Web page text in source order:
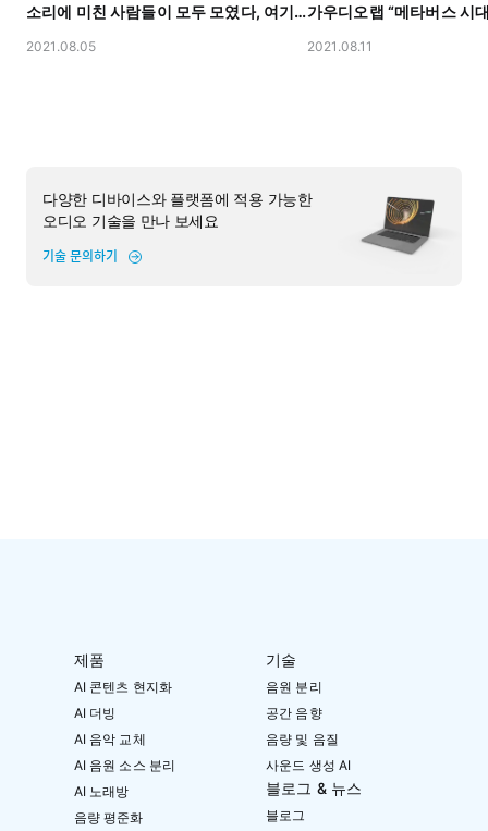
소리에 미친 사람들이 모두 모였다, 여기는 어디?
2021.08.05 2021.08.11
다양한 디바이스와 플랫폼에 적용 가능한
오디오 기술을 만나 보세요
기술 문의하기
제품
AI 콘텐츠 현지화
AI 더빙
AI 음악 교체
AI 음원 소스 분리
AI 노래방
음량 평준화
기술
음원 분리
공간 음향
음량 및 음질
사운드 생성 AI
블로그 & 뉴스
블로그